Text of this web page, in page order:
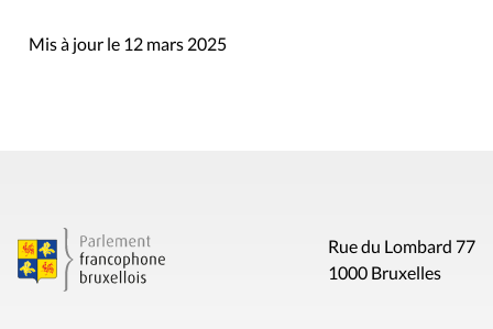
Mis à jour le 12 mars 2025
Rue du Lombard 77
1000 Bruxelles